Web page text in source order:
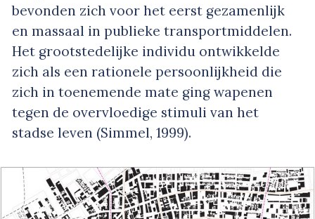
bevonden zich voor het eerst gezamenlijk
en massaal in publieke transportmiddelen.
Het grootstedelijke individu ontwikkelde
zich als een rationele persoonlijkheid die
zich in toenemende mate ging wapenen
tegen de overvloedige stimuli van het
stadse leven (Simmel, 1999).